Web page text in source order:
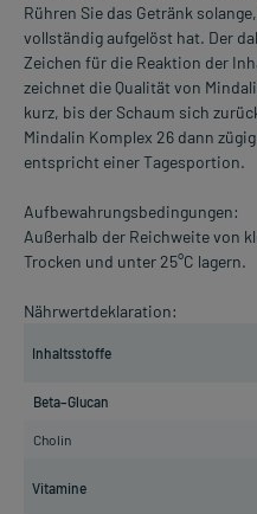
Rühren Sie das Getränk
vollständig aufgelöst hat. Der
Zeichen für die Reaktion der
zeichnet die Qualität von
kurz, bis der Schaum sich
Mindalin Komplex 26 dann
entspricht einer Tagesportion.
Aufbewahrungsbedingungen:
Außerhalb der Reichweite von
Trocken und unter 25°C lagern.
Nährwertdeklaration:
Inhaltsstoffe
Beta–Glucan
Cholin
Vitamine